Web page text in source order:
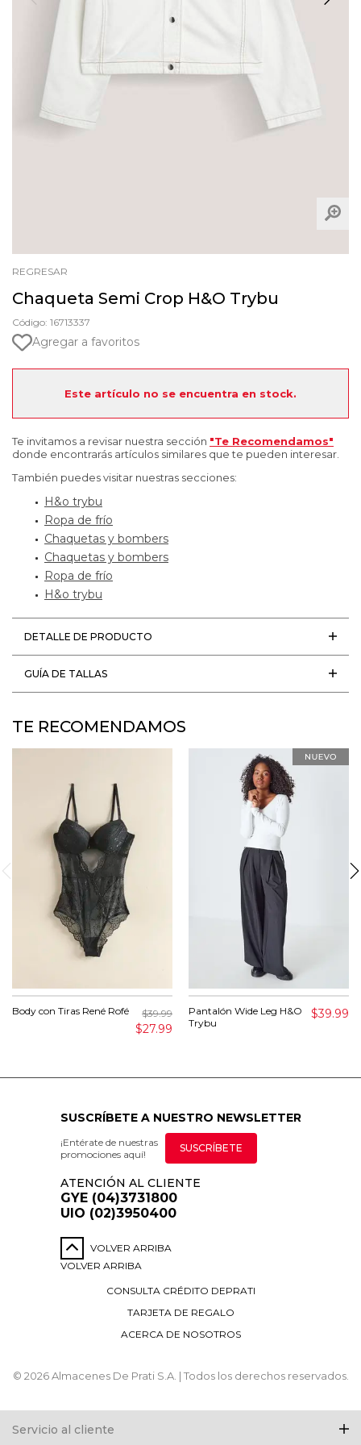
REGRESAR
Chaqueta Semi Crop H&O Trybu
Código: 16713337
Agregar a favoritos
Este artículo no se encuentra en stock.
Te invitamos a revisar nuestra sección "Te Recomendamos"
donde encontrarás artículos similares que te pueden interesar.
También puedes visitar nuestras secciones:
H&o trybu
Ropa de frío
Chaquetas y bombers
Chaquetas y bombers
Ropa de frío
H&o trybu
DETALLE DE PRODUCTO
GUÍA DE TALLAS
TE RECOMENDAMOS
Body con Tiras René Rofé $39.99
$27.99
Pantalón Wide Leg H&O
Trybu
$39.99
SUSCRÍBETE A NUESTRO NEWSLETTER
¡Entérate de nuestras
promociones aquí!
SUSCRÍBETE
ATENCIÓN AL CLIENTE
GYE (04)3731800
UIO (02)3950400
VOLVER ARRIBA
VOLVER ARRIBA
Servicio al cliente
CONSULTA CRÉDITO DEPRATI
TARJETA DE REGALO
ACERCA DE NOSOTROS
© 2026 Almacenes De Prati S.A. | Todos los derechos reservados.